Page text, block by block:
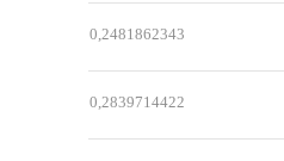
0,2481862343
0,2839714422